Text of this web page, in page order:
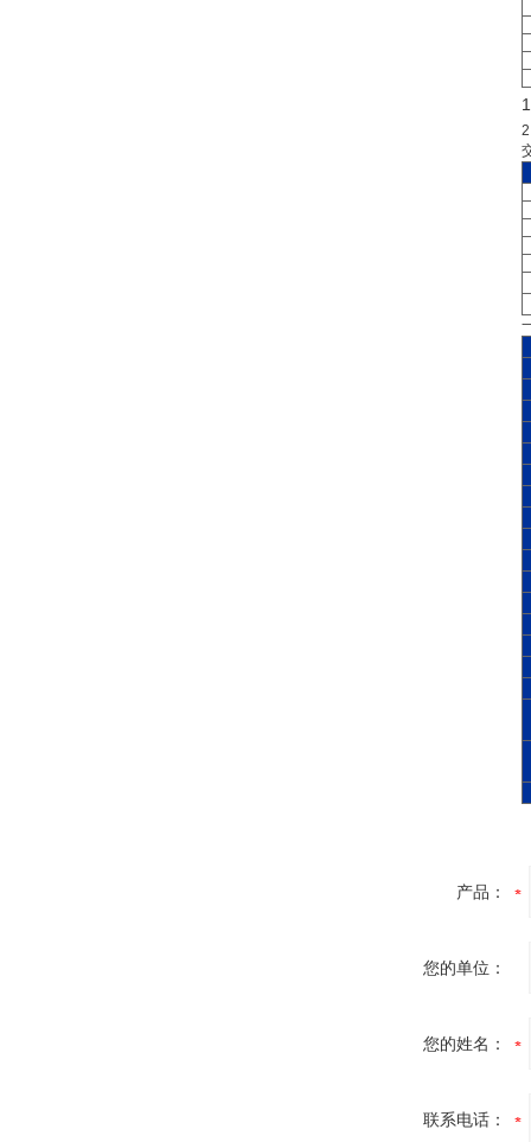
产品：
您的单位：
您的姓名：
联系电话：